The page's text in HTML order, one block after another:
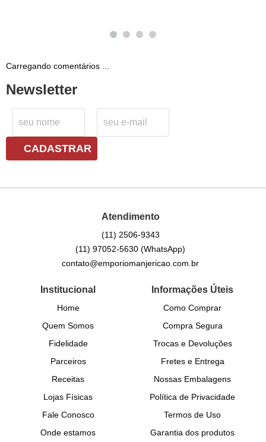
Carregando comentários ...
Newsletter
CADASTRAR
Atendimento
(11) 2506-9343
(11) 97052-5630(WhatsApp)
contato@emporiomanjericao.com.br
Institucional
Home
Quem Somos
Fidelidade
Parceiros
Receitas
Lojas Físicas
Fale Conosco
Onde estamos
Informações Úteis
Como Comprar
Compra Segura
Trocas e Devoluções
Fretes e Entrega
Nossas Embalagens
Política de Privacidade
Termos de Uso
Garantia dos produtos